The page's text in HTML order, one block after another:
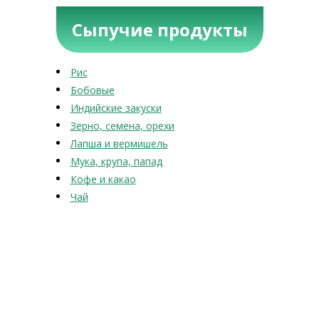
Сыпучие продукты
Рис
Бобовые
Индийские закуски
Зерно, семена, орехи
Лапша и вермишель
Мука, крупа, папад
Кофе и какао
Чай